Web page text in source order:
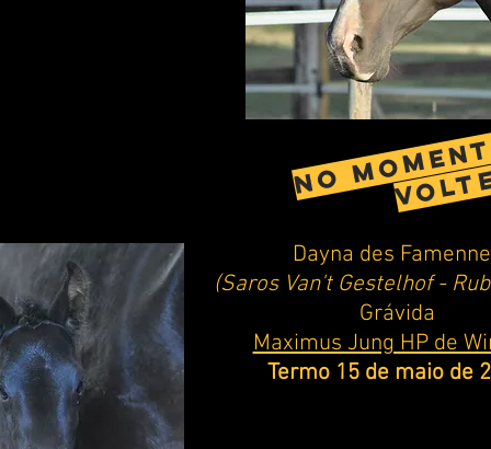
Dayna des
(Saros Van't Gestelhof -
Grávida
Maximus Jung HP de
Termo 15 de maio de
No